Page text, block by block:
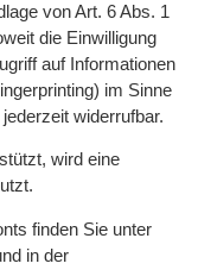
von Art. 6 Abs. 1
die Einwilligung
auf Informationen
im Sinne
widerrufbar.
wird eine
finden Sie unter
in der